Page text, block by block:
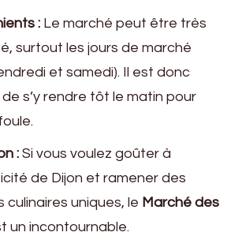
: Le marché peut être très
surtout les jours de marché
et samedi). Il est donc
s’y rendre tôt le matin pour
: Si vous voulez goûter à
de Dijon et ramener des
culinaires uniques, le Marché des
un incontournable.